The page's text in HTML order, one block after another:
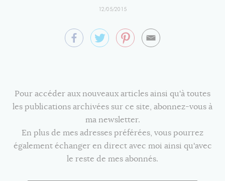
12/05/2015
Pour accéder aux nouveaux articles ainsi qu'à toutes
les publications archivées sur ce site, abonnez-vous à
ma newsletter.
En plus de mes adresses préférées, vous pourrez
également échanger en direct avec moi ainsi qu'avec
le reste de mes abonnés.